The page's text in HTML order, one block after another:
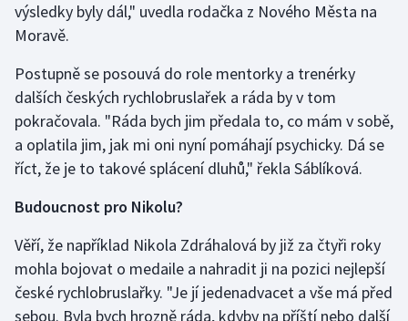
Plavání
Plážový volejbal
Ragby
Rychlobruslení
Rychlostní kanoistika
Short track
Sportovní střelba
výsledky byly dál," uvedla rodačka z Nového Města na
Moravě.
Postupně se posouvá do role mentorky a trenérky
dalších českých rychlobruslařek a ráda by v tom
pokračovala. "Ráda bych jim předala to, co mám v sobě,
a oplatila jim, jak mi oni nyní pomáhají psychicky. Dá se
říct, že je to takové splácení dluhů," řekla Sáblíková.
Budoucnost pro Nikolu?
Věří, že například Nikola Zdráhalová by již za čtyři roky
mohla bojovat o medaile a nahradit ji na pozici nejlepší
české rychlobruslařky. "Je jí jedenadvacet a vše má před
sebou. Byla bych hrozně ráda, kdyby na příští nebo další